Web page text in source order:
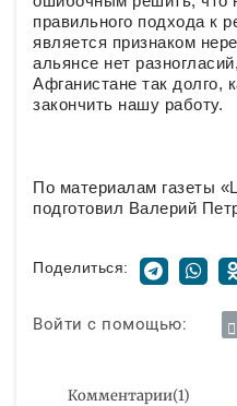
правильного подхода к
является признаком
альянсе нет
Афганистане так долго,
закончить нашу работу.
По материалам газеты
подготовил Валерий
Поделиться:
Войти с помощью:
Комментарии(1)